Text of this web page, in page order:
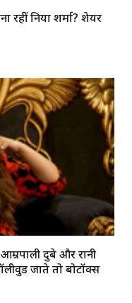
रहीं निया शर्मा? शेयर
दुबे और रानी
जाते तो बोटॉक्स